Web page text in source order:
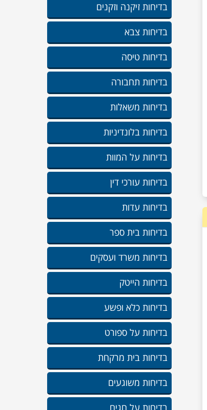
בדיחות זיקנה וזקנים
בדיחות צבא
בדיחות טיסה
בדיחות תחבורה
בדיחות משאלות
בדיחות בלונדיניות
בדיחות על המוות
בדיחות עורכי דין
בדיחות עדות
בדיחות בית ספר
בדיחות משרד ועסקים
בדיחות הייטק
בדיחות כלא ופשע
בדיחות על ספורט
בדיחות בית מרקחת
בדיחות משוגעים
בדיחות על חגים